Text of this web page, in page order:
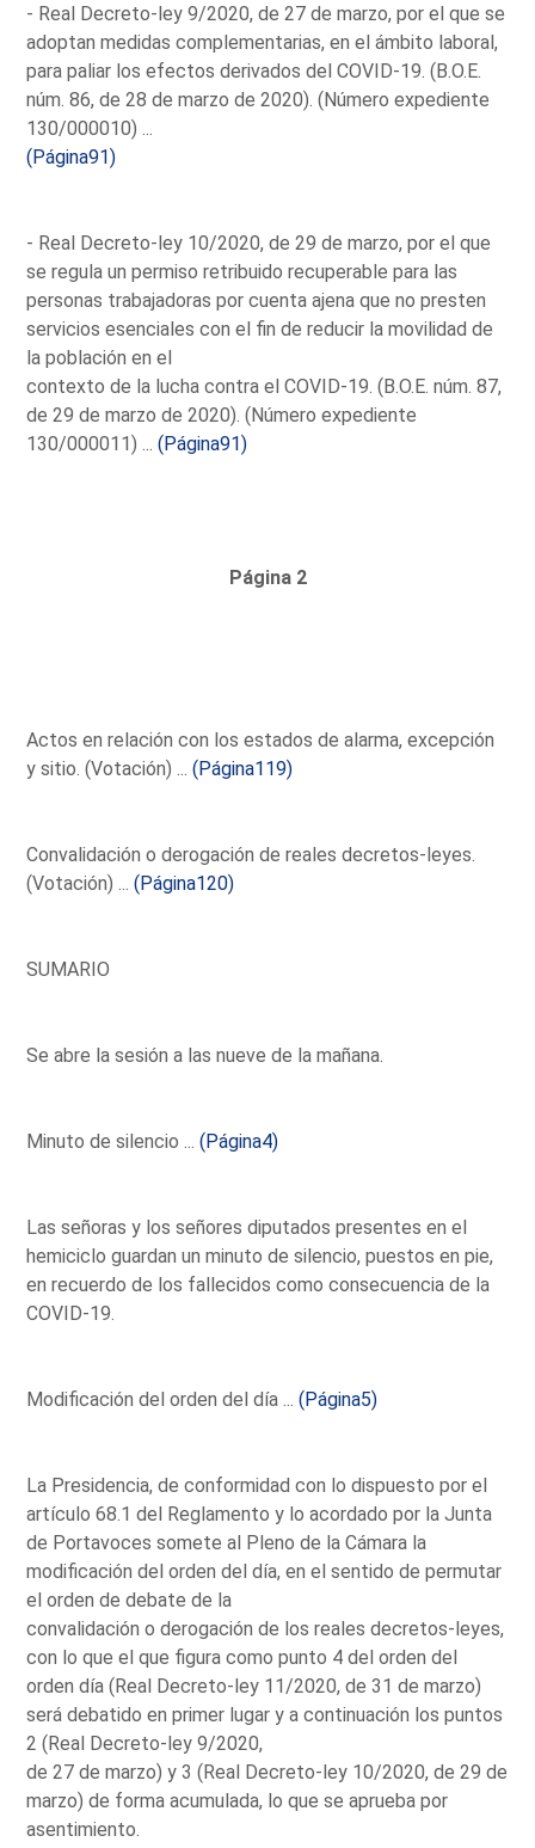
- Real Decreto-ley 9/2020, de 27 de marzo, por el que se
adoptan medidas complementarias, en el ámbito laboral,
para paliar los efectos derivados del COVID-19. (B.O.E.
núm. 86, de 28 de marzo de 2020). (Número expediente
130/000010) ...
(Página91)
- Real Decreto-ley 10/2020, de 29 de marzo, por el que
se regula un permiso retribuido recuperable para las
personas trabajadoras por cuenta ajena que no presten
servicios esenciales con el fin de reducir la movilidad de
la población en el
contexto de la lucha contra el COVID-19. (B.O.E. núm. 87,
de 29 de marzo de 2020). (Número expediente
130/000011) ...(Página91)
Página 2
Actos en relación con los estados de alarma, excepción
y sitio. (Votación) ...(Página119)
Convalidación o derogación de reales decretos-leyes.
(Votación) ...(Página120)
SUMARIO
Se abre la sesión a las nueve de la mañana.
Minuto de silencio ...(Página4)
Las señoras y los señores diputados presentes en el
hemiciclo guardan un minuto de silencio, puestos en pie,
en recuerdo de los fallecidos como consecuencia de la
COVID-19.
Modificación del orden del día ...(Página5)
La Presidencia, de conformidad con lo dispuesto por el
artículo 68.1 del Reglamento y lo acordado por la Junta
de Portavoces somete al Pleno de la Cámara la
modificación del orden del día, en el sentido de permutar
el orden de debate de la
convalidación o derogación de los reales decretos-leyes,
con lo que el que figura como punto 4 del orden del
orden día (Real Decreto-ley 11/2020, de 31 de marzo)
será debatido en primer lugar y a continuación los puntos
2 (Real Decreto-ley 9/2020,
de 27 de marzo) y 3 (Real Decreto-ley 10/2020, de 29 de
marzo) de forma acumulada, lo que se aprueba por
asentimiento.